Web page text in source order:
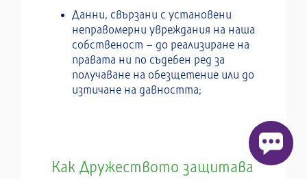
Данни, свързани с установени
неправомерни увреждания на наша
собственост – до реализиране на
правата ни по съдебен ред за
получаване на обезщетение или до
изтичане на давността;
Как Дружеството защитава